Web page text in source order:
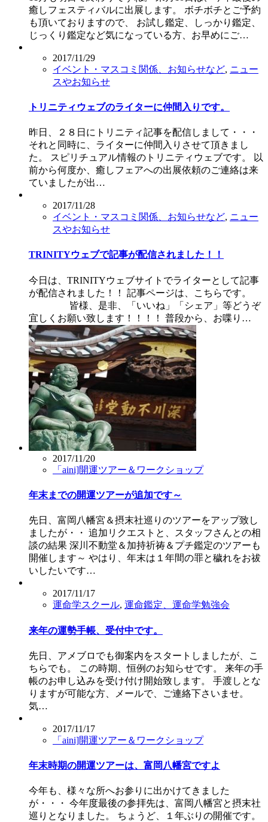
癒しフェスティバルに出展します。 ボチボチとご予約
も頂いておりますので、 お試し鑑定、しっかり鑑定、
じっくり鑑定など気になっている方、お早めにご…
2017/11/29
イベント・マスコミ関係、お知らせなど, ニュー
スやお知らせ
トリニティウェブのライターに仲間入りです。
昨日、２８日にトリニティ記事を配信しまして・・・
それと同時に、ライターに仲間入りさせて頂きまし
た。 スピリチュアル情報のトリニティウェブです。 以
前から何度か、癒しフェアへの出展依頼のご連絡は来
ていましたが出…
2017/11/28
イベント・マスコミ関係、お知らせなど, ニュー
スやお知らせ
TRINITYウェブで記事が配信されました！！
今日は、TRINITYウェブサイトでライターとして記事
が配信されました！！ 記事ページは、こちらです。
皆様、是非、「いいね」「シェア」等どうぞ
宜しくお願い致します！！！！ 普段から、お喋り…
2017/11/20
「aini]開運ツアー＆ワークショップ
年末までの開運ツアーが追加です～
先日、富岡八幡宮＆摂末社巡りのツアーをアップ致し
ましたが・・ 追加リクエストと、スタッフさんとの相
談の結果 深川不動堂＆加持祈祷＆プチ鑑定のツアーも
開催します～ やはり、年末は１年間の罪と穢れをお祓
いしたいです…
2017/11/17
運命学スクール, 運命鑑定、運命学勉強会
来年の運勢手帳、受付中です。
先日、アメブロでも御案内をスタートしましたが、こ
ちらでも。 この時期、恒例のお知らせです。 来年の手
帳のお申し込みを受け付け開始致します。 手渡しとな
りますが可能な方、メールで、ご連絡下さいませ。
気…
2017/11/17
「aini]開運ツアー＆ワークショップ
年末時期の開運ツアーは、富岡八幡宮ですよ
今年も、様々な所へお参りに出かけてきました
が・・・ 今年度最後の参拝先は、富岡八幡宮と摂末社
巡りとなりました。 ちょうど、１年ぶりの開催です。